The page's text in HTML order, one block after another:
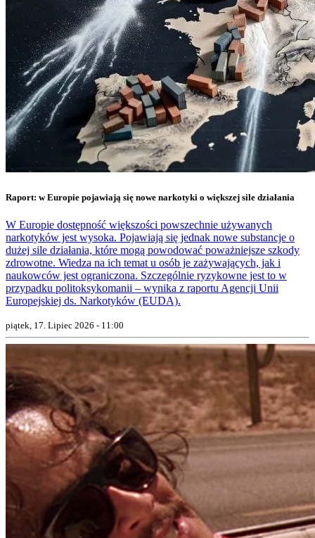
Raport: w Europie pojawiają się nowe narkotyki o większej sile działania
W Europie dostępność większości powszechnie używanych
narkotyków jest wysoka. Pojawiają się jednak nowe substancje o
dużej sile działania, które mogą powodować poważniejsze szkody
zdrowotne. Wiedza na ich temat u osób je zażywających, jak i
naukowców jest ograniczona. Szczególnie ryzykowne jest to w
przypadku politoksykomanii – wynika z raportu Agencji Unii
Europejskiej ds. Narkotyków (EUDA).
piątek, 17. Lipiec 2026 - 11:00